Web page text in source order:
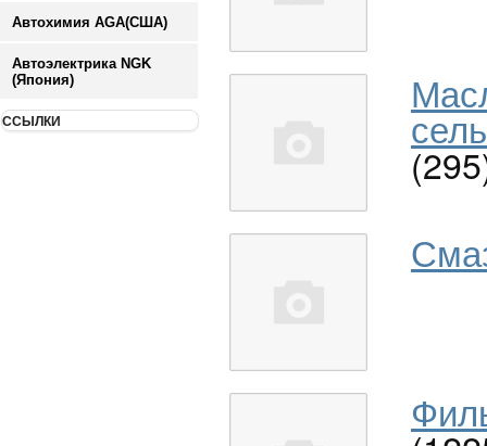
Автохимия AGA(США)
Автоэлектрика NGK
(Япония)
ССЫЛКИ